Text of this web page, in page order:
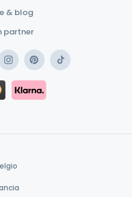
& blog
partner
InstagramPinterestTikTok
Card
Safe Payment Klarna